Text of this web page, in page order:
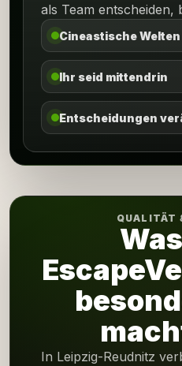
als Team entscheiden,
Cineastische Welten
Ihr seid mittendrin
Entscheidungen
QUALITÄT
Was
In Leipzig-Reudnitz